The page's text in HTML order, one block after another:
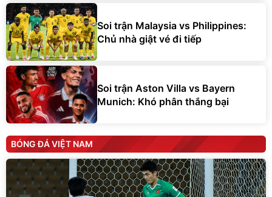
Soi trận Malaysia vs Philippines:
Chủ nhà giật vé đi tiếp
Soi trận Aston Villa vs Bayern
Munich: Khó phân thắng bại
BÓNG ĐÁ VIỆT NAM